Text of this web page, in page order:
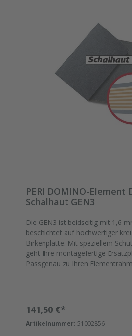
PERI DOMINO-Element
Schalhaut GEN3
Die GEN3 ist beidseitig mit 1,6
beschichtet auf hochwertiger
Birkenplatte. Mit speziellem
geht Ihre montagefertige
Passgenau zu Ihren
Regulärer Preis:
141,50 €*
Artikelnummer: 51002856